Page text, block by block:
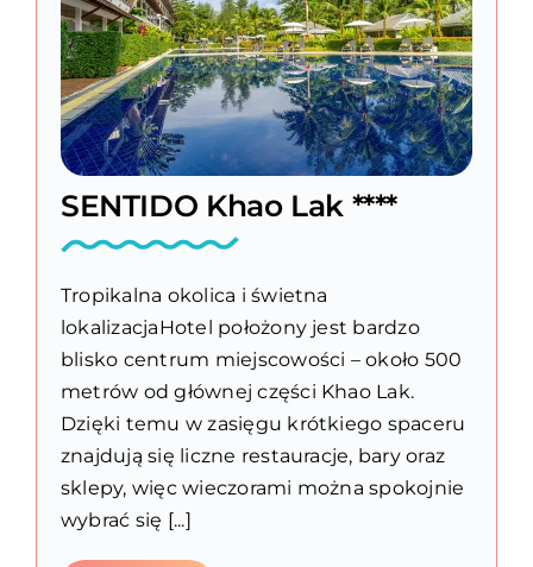
SENTIDO Khao Lak ****
Tropikalna okolica i świetna
lokalizacjaHotel położony jest bardzo
blisko centrum miejscowości – około 500
metrów od głównej części Khao Lak.
Dzięki temu w zasięgu krótkiego spaceru
znajdują się liczne restauracje, bary oraz
sklepy, więc wieczorami można spokojnie
wybrać się [...]